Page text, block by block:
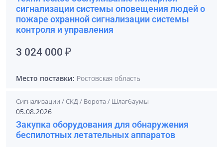
сигнализации системы оповещения людей о
пожаре охранной сигнализации системы
контроля и управления
3 024 000 ₽
Место поставки: Ростовская область
Сигнализации / СКД / Ворота / Шлагбаумы
05.08.2026
Закупка оборудования для обнаружения
беспилотных летательных аппаратов